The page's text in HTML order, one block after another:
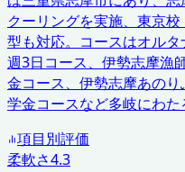
クーリングを実施、東京
型も対応。コースはオル
週3日コース、伊勢志摩漁
金コース、伊勢志摩あの
学金コースなど多岐にわた
項目別評価
柔軟さ4.3